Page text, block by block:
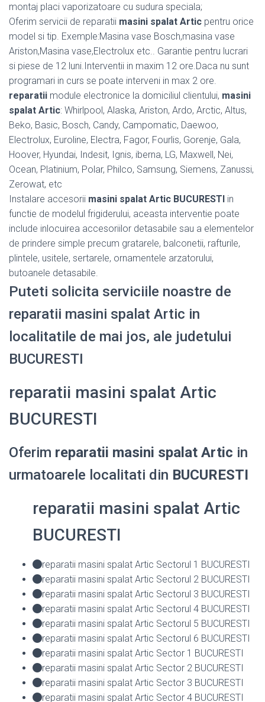
montaj placi vaporizatoare cu sudura speciala;
Oferim servicii de reparatii masini spalat Artic pentru orice
model si tip. Exemple:Masina vase Bosch,masina vase
Ariston,Masina vase,Electrolux etc.. Garantie pentru lucrari
si piese de 12 luni.Interventii in maxim 12 ore.Daca nu sunt
programari in curs se poate interveni in max 2 ore.
reparatii module electronice la domiciliul clientului, masini
spalat Artic: Whirlpool, Alaska, Ariston, Ardo, Arctic, Altus,
Beko, Basic, Bosch, Candy, Campomatic, Daewoo,
Electrolux, Euroline, Electra, Fagor, Fourlis, Gorenje, Gala,
Hoover, Hyundai, Indesit, Ignis, iberna, LG, Maxwell, Nei,
Ocean, Platinium, Polar, Philco, Samsung, Siemens, Zanussi,
Zerowat, etc
Instalare accesorii masini spalat Artic BUCURESTI in
functie de modelul frigiderului, aceasta interventie poate
include inlocuirea accesoriilor detasabile sau a elementelor
de prindere simple precum gratarele, balconetii, rafturile,
plintele, usitele, sertarele, ornamentele arzatorului,
butoanele detasabile.
Puteti solicita serviciile noastre de
reparatii masini spalat Artic in
localitatile de mai jos, ale judetului
BUCURESTI
reparatii masini spalat Artic
BUCURESTI
Oferim reparatii masini spalat Artic in
urmatoarele localitati din BUCURESTI
reparatii masini spalat Artic
BUCURESTI
reparatii masini spalat Artic Sectorul 1 BUCURESTI
reparatii masini spalat Artic Sectorul 2 BUCURESTI
reparatii masini spalat Artic Sectorul 3 BUCURESTI
reparatii masini spalat Artic Sectorul 4 BUCURESTI
reparatii masini spalat Artic Sectorul 5 BUCURESTI
reparatii masini spalat Artic Sectorul 6 BUCURESTI
reparatii masini spalat Artic Sector 1 BUCURESTI
reparatii masini spalat Artic Sector 2 BUCURESTI
reparatii masini spalat Artic Sector 3 BUCURESTI
reparatii masini spalat Artic Sector 4 BUCURESTI